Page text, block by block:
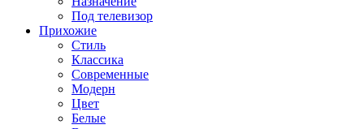
Под телевизор
Прихожие
Стиль
Классика
Современные
Модерн
Цвет
Белые